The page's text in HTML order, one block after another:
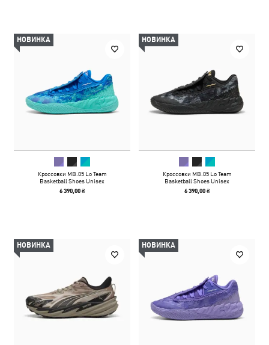
НОВИНКА
Кроссовки MB.05 Lo Team
Basketball Shoes Unisex
6 390,00 ₴
НОВИНКА
Кроссовки MB.05 Lo Team
Basketball Shoes Unisex
6 390,00 ₴
НОВИНКА НОВИНКА